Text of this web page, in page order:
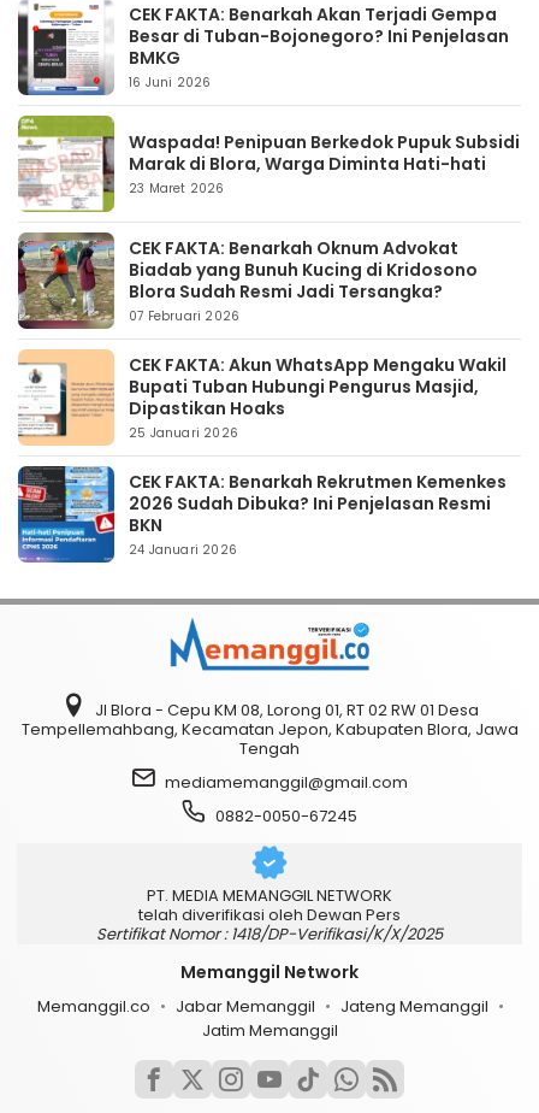
CEK FAKTA: Benarkah Akan Terjadi Gempa
Besar di Tuban-Bojonegoro? Ini Penjelasan
BMKG
16 Juni 2026
Waspada! Penipuan Berkedok Pupuk Subsidi
Marak di Blora, Warga Diminta Hati-hati
23 Maret 2026
CEK FAKTA: Benarkah Oknum Advokat
Biadab yang Bunuh Kucing di Kridosono
Blora Sudah Resmi Jadi Tersangka?
07 Februari 2026
CEK FAKTA: Akun WhatsApp Mengaku Wakil
Bupati Tuban Hubungi Pengurus Masjid,
Dipastikan Hoaks
25 Januari 2026
CEK FAKTA: Benarkah Rekrutmen Kemenkes
2026 Sudah Dibuka? Ini Penjelasan Resmi
BKN
24 Januari 2026
Jl Blora - Cepu KM 08, Lorong 01, RT 02 RW 01 Desa
Tempellemahbang, Kecamatan Jepon, Kabupaten Blora, Jawa
Tengah
mediamemanggil@gmail.com
0882-0050-67245
PT. MEDIA MEMANGGIL NETWORK
telah diverifikasi oleh Dewan Pers
Sertifikat Nomor : 1418/DP-Verifikasi/K/X/2025
Memanggil Network
Memanggil.co Jabar Memanggil
Jateng Memanggil
Jatim Memanggil